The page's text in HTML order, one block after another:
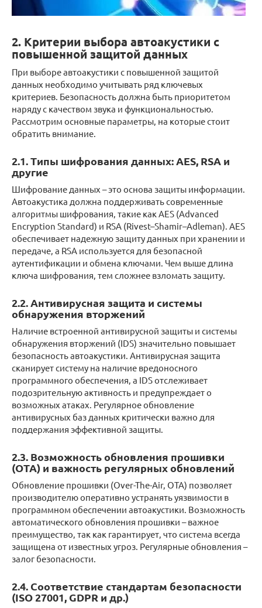
2. Критерии выбора автоакустики с
повышенной защитой данных
При выборе автоакустики с повышенной защитой
данных необходимо учитывать ряд ключевых
критериев. Безопасность должна быть приоритетом
наряду с качеством звука и функциональностью.
Рассмотрим основные параметры, на которые стоит
обратить внимание.
2.1. Типы шифрования данных: AES, RSA и
другие
Шифрование данных – это основа защиты информации.
Автоакустика должна поддерживать современные
алгоритмы шифрования, такие как AES (Advanced
Encryption Standard) и RSA (Rivest–Shamir–Adleman). AES
обеспечивает надежную защиту данных при хранении и
передаче, а RSA используется для безопасной
аутентификации и обмена ключами. Чем выше длина
ключа шифрования, тем сложнее взломать защиту.
2.2. Антивирусная защита и системы
обнаружения вторжений
Наличие встроенной антивирусной защиты и системы
обнаружения вторжений (IDS) значительно повышает
безопасность автоакустики. Антивирусная защита
сканирует систему на наличие вредоносного
программного обеспечения, а IDS отслеживает
подозрительную активность и предупреждает о
возможных атаках. Регулярное обновление
антивирусных баз данных критически важно для
поддержания эффективной защиты.
2.3. Возможность обновления прошивки
(OTA) и важность регулярных обновлений
Обновление прошивки (Over-The-Air, OTA) позволяет
производителю оперативно устранять уязвимости в
программном обеспечении автоакустики. Возможность
автоматического обновления прошивки – важное
преимущество, так как гарантирует, что система всегда
защищена от известных угроз. Регулярные обновления –
залог безопасности.
2.4. Соответствие стандартам безопасности
(ISO 27001, GDPR и др.)